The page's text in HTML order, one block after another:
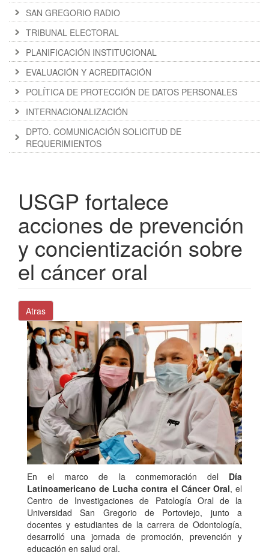
SAN GREGORIO RADIO
TRIBUNAL ELECTORAL
PLANIFICACIÓN INSTITUCIONAL
EVALUACIÓN Y ACREDITACIÓN
POLÍTICA DE PROTECCIÓN DE DATOS PERSONALES
INTERNACIONALIZACIÓN
DPTO. COMUNICACIÓN SOLICITUD DE
REQUERIMIENTOS
USGP fortalece
acciones de prevención
y concientización sobre
el cáncer oral
Atras
En el marco de la conmemoración del Día
Latinoamericano de Lucha contra el Cáncer Oral, el
Centro de Investigaciones de Patología Oral de la
Universidad San Gregorio de Portoviejo, junto a
docentes y estudiantes de la carrera de Odontología,
desarrolló una jornada de promoción, prevención y
educación en salud oral.